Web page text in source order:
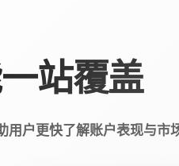
站覆盖
用户更快了解账户表现与市